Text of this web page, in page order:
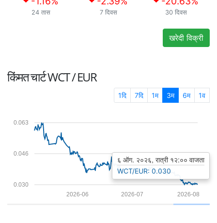
24 तास 7 दिवस 30 दिवस
खरेदी विक्री
किंमत चार्टWCT / EUR
1दि 7दि 1म 3म 6म 1व
0.030
0.046
0.063
2026-08
2026-07
2026-06
६ ऑग. २०२६, रात्री १२:०० वाजता
WCT/EUR: 0.030